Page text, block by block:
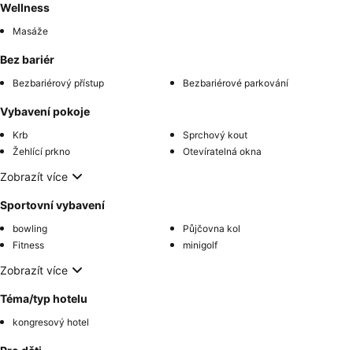
Wellness
Masáže
Bez bariér
Bezbariérový přístup Bezbariérové parkování
Vybavení pokoje
Krb
Sprchový kout
Žehlící prkno
Otevíratelná okna
Zobrazít více
Sportovní vybavení
bowling
Půjčovna kol
Fitness
minigolf
Zobrazít více
Téma/typ hotelu
kongresový hotel